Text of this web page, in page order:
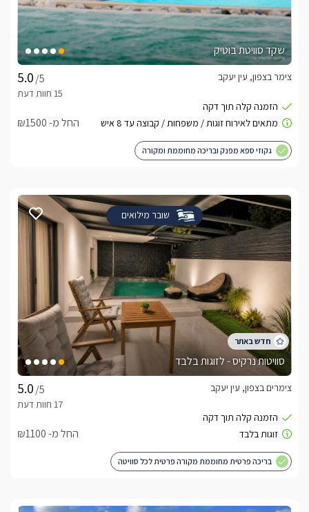
שקד סוויטת בוטיק
/5
צימר בצפון, עין יעקב
החל מ- ₪1500
גקוזי ספא מפנק ובריכה מחוממת ומקורה
שובר מילואים
סוויטות נרקיס - לזוגות בלבד
/5
צימרים בצפון, עין יעקב
החל מ- ₪1100
בריכה פרטית מחוממת מקורה פרטית לכל סוויטה